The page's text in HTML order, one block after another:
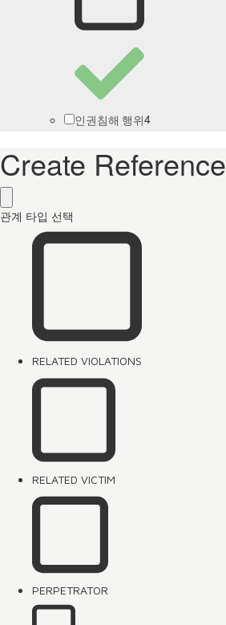
인권침해 행위4
Create Reference
관계 타입 선택
RELATED VIOLATIONS
RELATED VICTIM
PERPETRATOR